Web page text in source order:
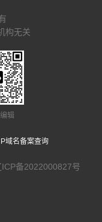
构无关
编辑
域名备案查询
ICP备2022000827号